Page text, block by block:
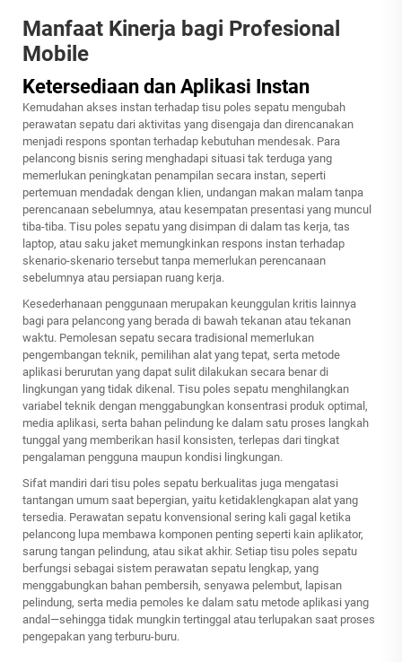
Manfaat Kinerja bagi Profesional
Mobile
Ketersediaan dan Aplikasi Instan
Kemudahan akses instan terhadap tisu poles sepatu mengubah
perawatan sepatu dari aktivitas yang disengaja dan direncanakan
menjadi respons spontan terhadap kebutuhan mendesak. Para
pelancong bisnis sering menghadapi situasi tak terduga yang
memerlukan peningkatan penampilan secara instan, seperti
pertemuan mendadak dengan klien, undangan makan malam tanpa
perencanaan sebelumnya, atau kesempatan presentasi yang muncul
tiba-tiba. Tisu poles sepatu yang disimpan di dalam tas kerja, tas
laptop, atau saku jaket memungkinkan respons instan terhadap
skenario-skenario tersebut tanpa memerlukan perencanaan
sebelumnya atau persiapan ruang kerja.
Kesederhanaan penggunaan merupakan keunggulan kritis lainnya
bagi para pelancong yang berada di bawah tekanan atau tekanan
waktu. Pemolesan sepatu secara tradisional memerlukan
pengembangan teknik, pemilihan alat yang tepat, serta metode
aplikasi berurutan yang dapat sulit dilakukan secara benar di
lingkungan yang tidak dikenal. Tisu poles sepatu menghilangkan
variabel teknik dengan menggabungkan konsentrasi produk optimal,
media aplikasi, serta bahan pelindung ke dalam satu proses langkah
tunggal yang memberikan hasil konsisten, terlepas dari tingkat
pengalaman pengguna maupun kondisi lingkungan.
Sifat mandiri dari tisu poles sepatu berkualitas juga mengatasi
tantangan umum saat bepergian, yaitu ketidaklengkapan alat yang
tersedia. Perawatan sepatu konvensional sering kali gagal ketika
pelancong lupa membawa komponen penting seperti kain aplikator,
sarung tangan pelindung, atau sikat akhir. Setiap tisu poles sepatu
berfungsi sebagai sistem perawatan sepatu lengkap, yang
menggabungkan bahan pembersih, senyawa pelembut, lapisan
pelindung, serta media pemoles ke dalam satu metode aplikasi yang
andal—sehingga tidak mungkin tertinggal atau terlupakan saat proses
pengepakan yang terburu-buru.